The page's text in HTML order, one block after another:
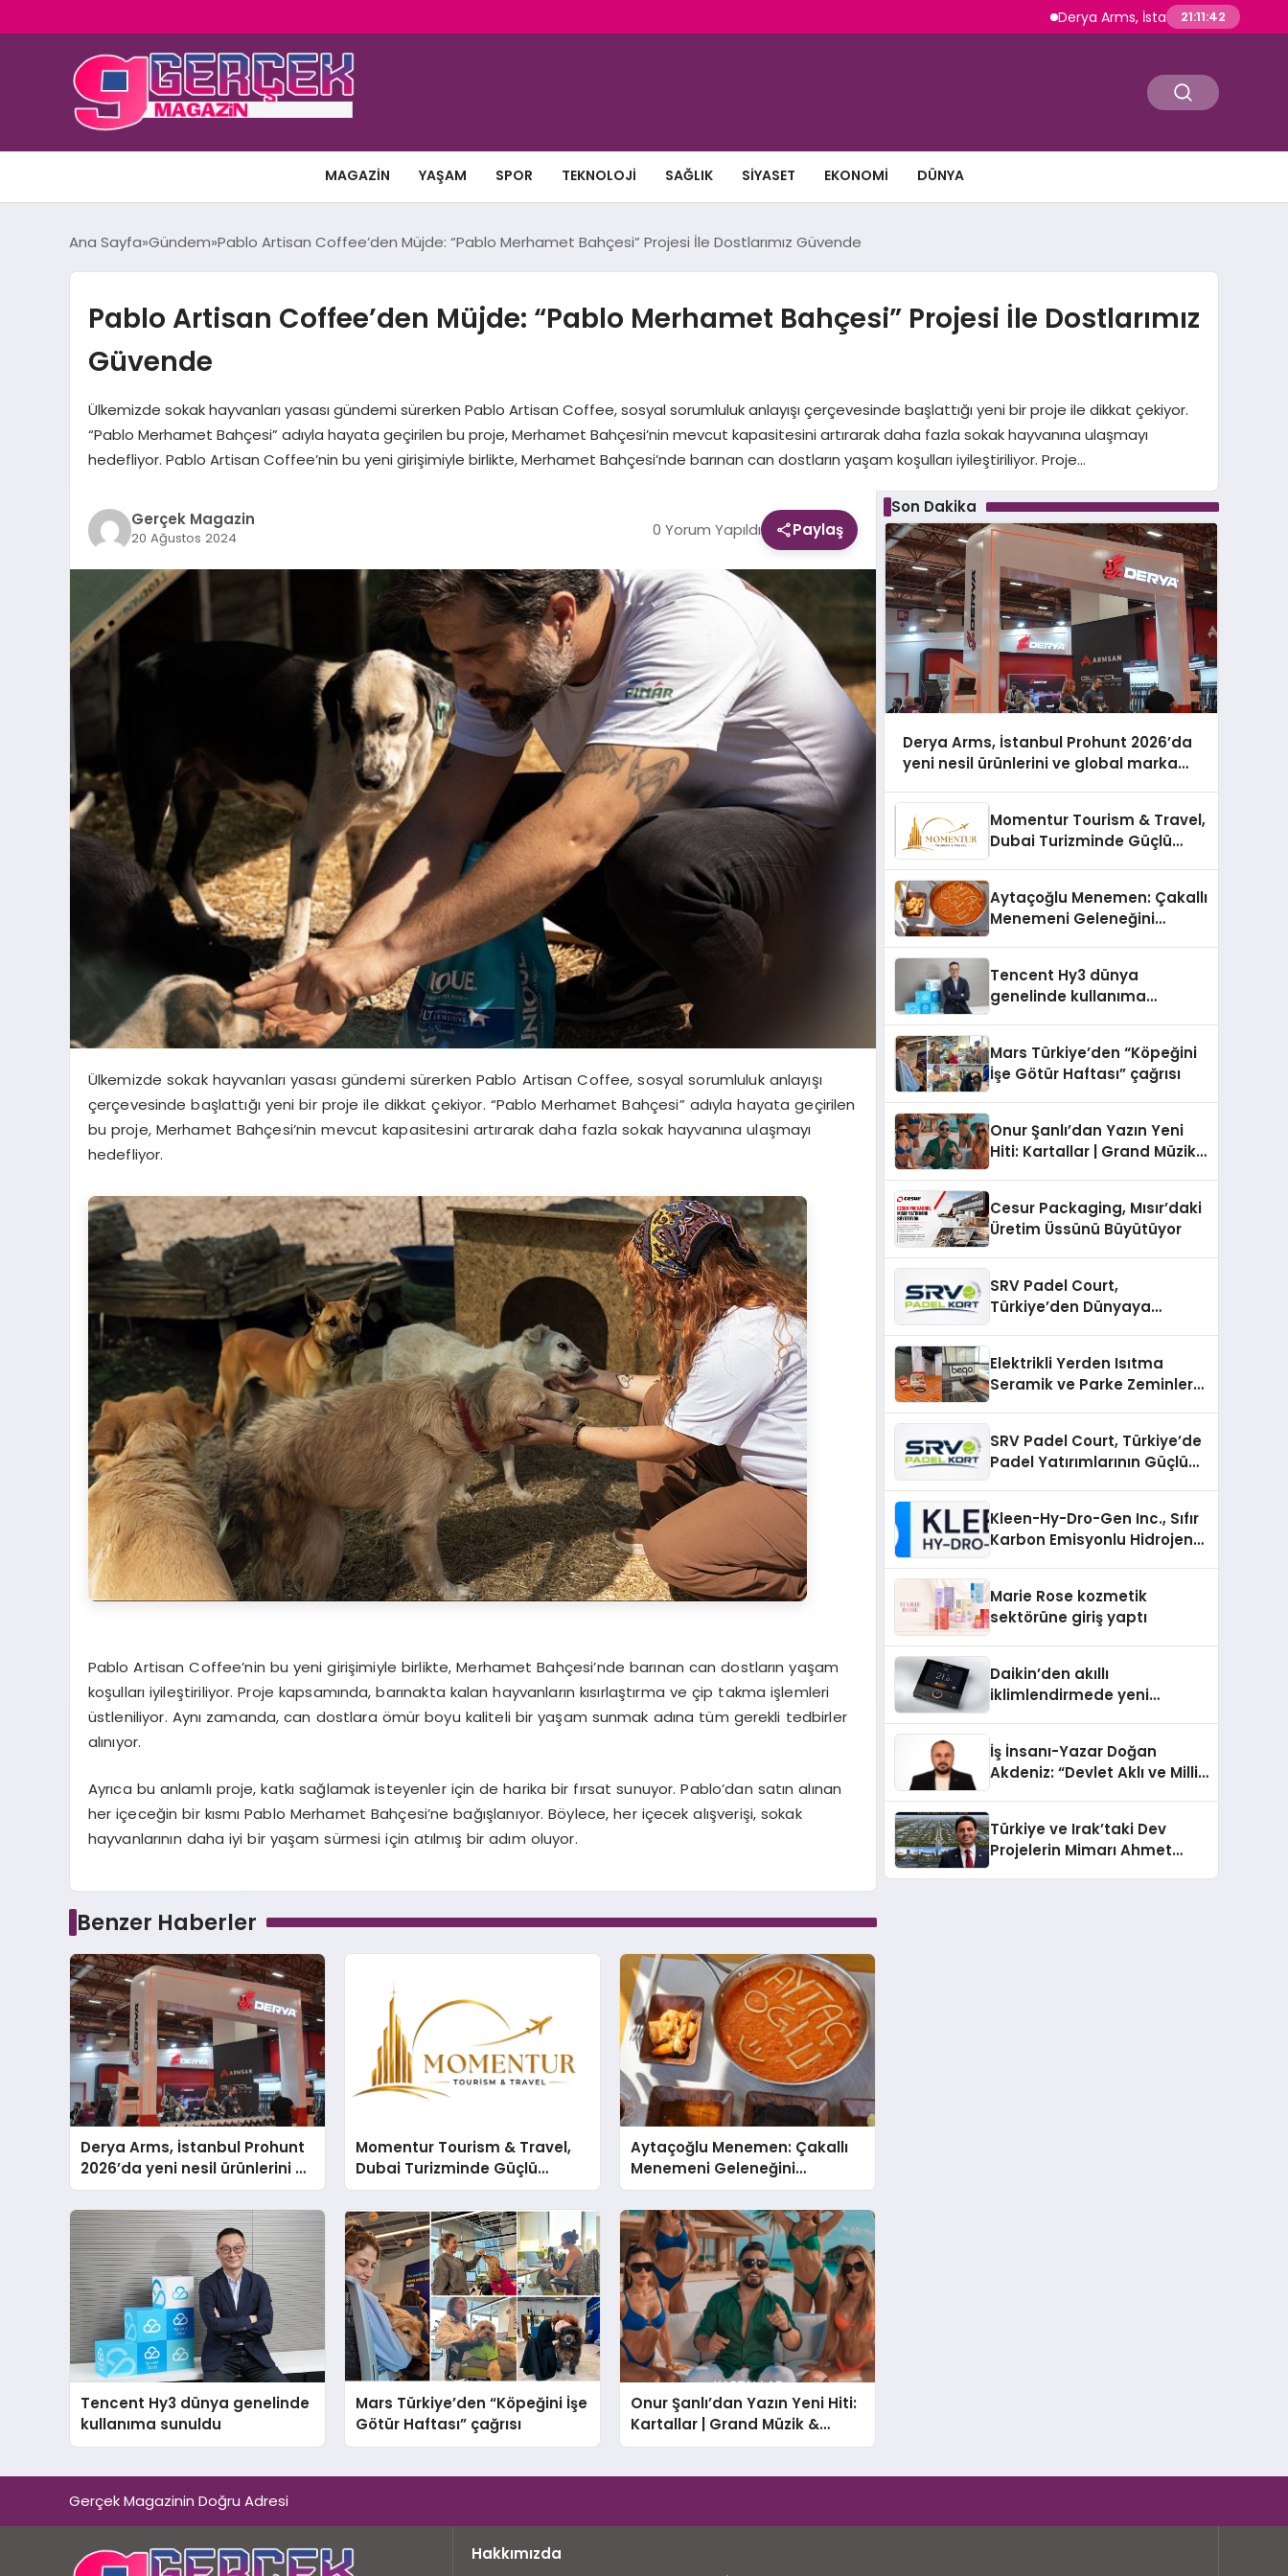
Derya Arms, İstanbul Prohunt 2026’da
21:11:43
MAGAZIN YAŞAM SPOR TEKNOLOJI SAĞLIK SIYASET EKONOMI DÜNYA
Ana Sayfa Gündem Pablo Artisan Coffee’den Müjde: “Pablo Merhamet Bahçesi” Projesi İle Dostlarımız Güvende
Pablo Artisan Coffee’den Müjde: “Pablo Merhamet Bahçesi” Projesi İle Dostlarımız
Güvende
Ülkemizde sokak hayvanları yasası gündemi sürerken Pablo Artisan Coffee, sosyal sorumluluk anlayışı çerçevesinde başlattığı yeni bir proje ile dikkat çekiyor.
“Pablo Merhamet Bahçesi” adıyla hayata geçirilen bu proje, Merhamet Bahçesi’nin mevcut kapasitesini artırarak daha fazla sokak hayvanına ulaşmayı
hedefliyor. Pablo Artisan Coffee’nin bu yeni girişimiyle birlikte, Merhamet Bahçesi’nde barınan can dostların yaşam koşulları iyileştiriliyor. Proje…
Gerçek Magazin
20 Ağustos 2024 0 Yorum Yapıldı Paylaş
Ülkemizde sokak hayvanları yasası gündemi sürerken Pablo Artisan Coffee, sosyal sorumluluk anlayışı
çerçevesinde başlattığı yeni bir proje ile dikkat çekiyor. “Pablo Merhamet Bahçesi” adıyla hayata geçirilen
bu proje, Merhamet Bahçesi’nin mevcut kapasitesini artırarak daha fazla sokak hayvanına ulaşmayı
hedefliyor.
Pablo Artisan Coffee’nin bu yeni girişimiyle birlikte, Merhamet Bahçesi’nde barınan can dostların yaşam
koşulları iyileştiriliyor. Proje kapsamında, barınakta kalan hayvanların kısırlaştırma ve çip takma işlemleri
üstleniliyor. Aynı zamanda, can dostlara ömür boyu kaliteli bir yaşam sunmak adına tüm gerekli tedbirler
alınıyor.
Ayrıca bu anlamlı proje, katkı sağlamak isteyenler için de harika bir fırsat sunuyor. Pablo’dan satın alınan
her içeceğin bir kısmı Pablo Merhamet Bahçesi’ne bağışlanıyor. Böylece, her içecek alışverişi, sokak
hayvanlarının daha iyi bir yaşam sürmesi için atılmış bir adım oluyor.
Benzer Haberler
Derya Arms, İstanbul Prohunt
2026’da yeni nesil ürünlerini ve
global marka vizyonunu
sergiledi
Momentur Tourism & Travel,
Dubai Turizminde Güçlü
Operasyon Ağıyla Fark
Yaratıyor
Aytaçoğlu Menemen: Çakallı
Menemeni Geleneğini
Yaşatan Aile İşletmesi
Tencent Hy3 dünya genelinde
kullanıma sunuldu
Mars Türkiye’den “Köpeğini İşe
Götür Haftası” çağrısı
Onur Şanlı’dan Yazın Yeni Hiti:
Kartallar | Grand Müzik &
Nihat Ulaş İmzalı Yeni Şarkı
Son Dakika
Derya Arms, İstanbul Prohunt 2026’da
yeni nesil ürünlerini ve global marka
Momentur Tourism & Travel,
Dubai Turizminde Güçlü
Aytaçoğlu Menemen: Çakallı
Menemeni Geleneğini
Tencent Hy3 dünya
genelinde kullanıma
Mars Türkiye’den “Köpeğini
İşe Götür Haftası” çağrısı
Onur Şanlı’dan Yazın Yeni
Hiti: Kartallar | Grand Müzik
Cesur Packaging, Mısır’daki
Üretim Üssünü Büyütüyor
SRV Padel Court,
Türkiye’den Dünyaya
Elektrikli Yerden Isıtma
Seramik ve Parke Zeminler
SRV Padel Court, Türkiye’de
Padel Yatırımlarının Güçlü
Kleen-Hy-Dro-Gen Inc., Sıfır
Karbon Emisyonlu Hidrojen
Aldı
Marie Rose kozmetik
sektörüne giriş yaptı
Daikin’den akıllı
iklimlendirmede yeni
İş İnsanı-Yazar Doğan
Akdeniz: “Devlet Aklı ve Milli
Türkiye ve Irak’taki Dev
Projelerin Mimarı Ahmet
Gerçek Magazinin Doğru Adresi
Hakkımızda